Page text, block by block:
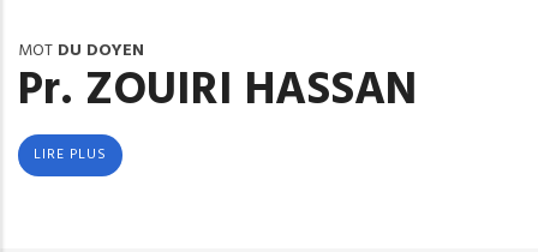
MOT DU DOYEN
Pr. ZOUIRI HASSAN
LIRE PLUS